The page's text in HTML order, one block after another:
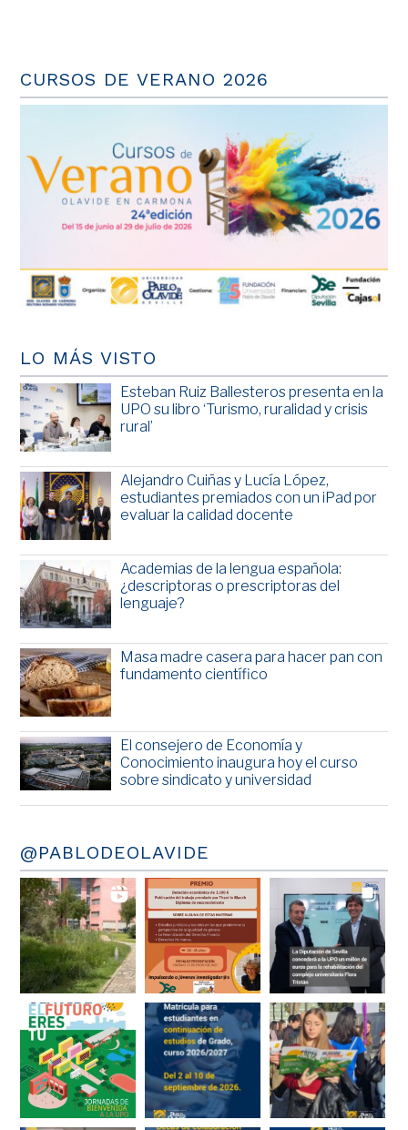
CURSOS DE VERANO 2026
LO MÁS VISTO
Esteban Ruiz Ballesteros presenta en la
UPO su libro ‘Turismo, ruralidad y crisis
rural’
Alejandro Cuiñas y Lucía López,
estudiantes premiados con un iPad por
evaluar la calidad docente
Academias de la lengua española:
¿descriptoras o prescriptoras del
lenguaje?
Masa madre casera para hacer pan con
fundamento científico
El consejero de Economía y
Conocimiento inaugura hoy el curso
sobre sindicato y universidad
@PABLODEOLAVIDE